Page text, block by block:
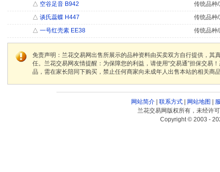
△ 空谷足音 B942
传统品种
△ 谈氏蕊蝶 H447
传统品种
△ 一号红壳素 EE38 传统品种
免责声明：兰花交易网出售所展示的品种资料由买卖双方自行提供，
任。兰花交易网友情提醒：为保障您的利益，请使用“交易通”担保交
品，需在家长陪同下购买，禁止任何商家向未成年人出售本站的相关商
网站简介| 联系方式| 网站地图
兰花交易网版权所有，未经许
Copyright © 2003 -